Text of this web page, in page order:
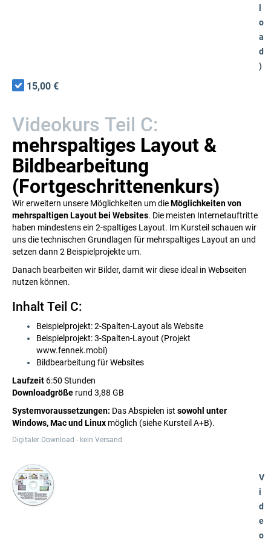
o
a
d
)
15,00 €
Videokurs Teil C:
mehrspaltiges Layout &
Bildbearbeitung
(Fortgeschrittenenkurs)
Wir erweitern unsere Möglichkeiten um dieMöglichkeiten von
mehrspaltigen Layout bei Websites. Die meisten Internetauftritte
haben mindestens ein 2-spaltiges Layout. Im Kursteil schauen wir
uns die technischen Grundlagen für mehrspaltiges Layout an und
setzen dann 2 Beispielprojekte um.
Danach bearbeiten wir Bilder, damit wir diese ideal in Webseiten
nutzen können.
Inhalt Teil C:
Beispielprojekt: 2-Spalten-Layout als Website
Beispielprojekt: 3-Spalten-Layout (Projekt
www.fennek.mobi)
Bildbearbeitung für Websites
Laufzeit 6:50 Stunden
Downloadgröße rund 3,88 GB
Systemvoraussetzungen: Das Abspielen ist sowohl unter
Windows, Mac und Linux möglich (siehe Kursteil A+B).
Digitaler Download - kein Versand
V
i
d
e
o